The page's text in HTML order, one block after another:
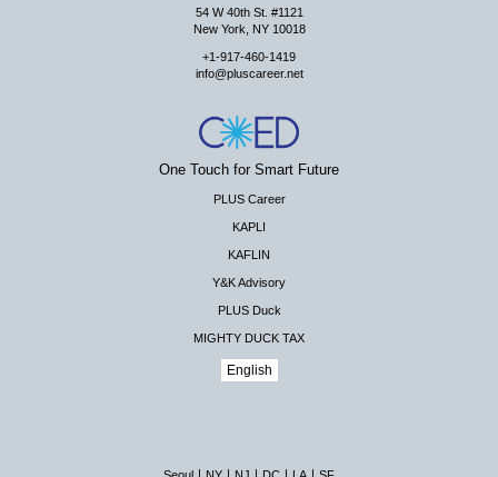
54 W 40th St. #1121
New York, NY 10018
+1-917-460-1419
info@pluscareer.net
One Touch for Smart Future
PLUS Career
KAPLI
KAFLIN
Y&K Advisory
PLUS Duck
MIGHTY DUCK TAX
English